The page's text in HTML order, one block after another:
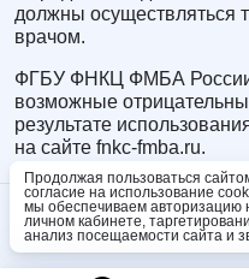
должны осуществляться
врачом.
ФГБУ ФНКЦ ФМБА России
возможные
результате
на сайте fnkc-fmba.ru.
Продолжая пользоваться
согласие на использование
мы обеспечиваем авторизацию
личном кабинете,
анализ посещаемости сайта и